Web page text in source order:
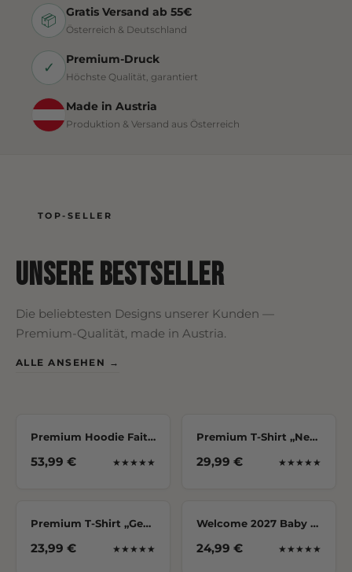
📦 Gratis Versand ab 55€
Österreich & Deutschland
✓ Premium-Druck
Höchste Qualität, garantiert
Made in Austria
Produktion & Versand aus Österreich
TOP-SELLER
Unsere Bestseller
Die beliebtesten Designs unserer Kunden —
Premium-Qualität, made in Austria.
ALLE ANSEHEN →
BESTSELLER Premium Hoodie Faith – Forgiven
53,99 € ★★★★★
Premium T-Shirt „Never Doubt Yourself"
29,99 € ★★★★★
Premium T-Shirt „Gesegnet“
23,99 € ★★★★★
Welcome 2027 Baby Langarmbody | Geschenk zur Geburt
24,99 € ★★★★★